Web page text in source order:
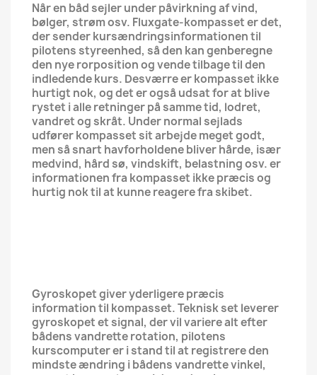
Når en båd sejler under påvirkning af vind,
bølger, strøm osv. Fluxgate-kompasset er det,
der sender kursændringsinformationen til
pilotens styreenhed, så den kan genberegne
den nye rorposition og vende tilbage til den
indledende kurs. Desværre er kompasset ikke
hurtigt nok, og det er også udsat for at blive
rystet i alle retninger på samme tid, lodret,
vandret og skråt. Under normal sejlads
udfører kompasset sit arbejde meget godt,
men så snart havforholdene bliver hårde, især
medvind, hård sø, vindskift, belastning osv. er
informationen fra kompasset ikke præcis og
hurtig nok til at kunne reagere fra skibet.
Gyroskopet giver yderligere præcis
information til kompasset. Teknisk set leverer
gyroskopet et signal, der vil variere alt efter
bådens vandrette rotation, pilotens
kurscomputer er i stand til at registrere den
mindste ændring i bådens vandrette vinkel,